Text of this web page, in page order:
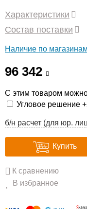
Характеристики
Состав поставки
Наличие по магазинам
96 342
С этим товаром можно
Угловое решение
б/н расчет (для юр.
Купить
К сравнению
В избранное